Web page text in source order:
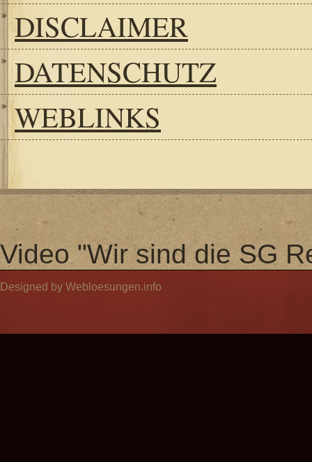
DISCLAIMER
DATENSCHUTZ
WEBLINKS
Video "Wir sind die SG
Designed by Webloesungen.info